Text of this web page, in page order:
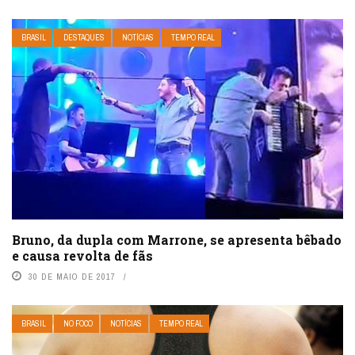
BRASIL DESTAQUES NOTÍCIAS TEMPO REAL
Bruno, da dupla com Marrone, se apresenta bêbado
e causa revolta de fãs
30 DE MAIO DE 2017
BRASIL NO FOCO NOTÍCIAS TEMPO REAL